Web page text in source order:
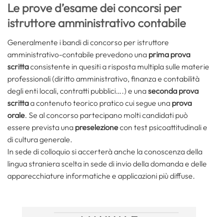
Le prove d’esame dei concorsi per
istruttore amministrativo contabile
Generalmente i bandi di concorso per istruttore
amministrativo-contabile prevedono una prima prova
scrittaconsistente in quesiti a risposta multipla sulle materie
professionali (diritto amministrativo, finanza e contabilità
degli enti locali, contratti pubblici….) e unaseconda prova
scrittaa contenuto teorico pratico cui segue una prova
orale. Se al concorso partecipano molti candidati può
essere prevista una preselezionecon test psicoattitudinali e
di cultura generale.
In sede di colloquio si accerterà anche la conoscenza della
lingua straniera scelta in sede di invio della domanda e delle
apparecchiature informatiche e applicazioni più diffuse.